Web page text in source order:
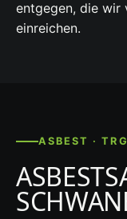
entgegen, die wir
einreichen.
ASBEST ·